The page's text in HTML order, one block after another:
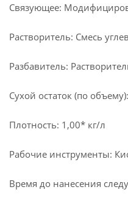
Связующее:
Растворитель: Смесь
Разбавитель:
Сухой остаток (по
Плотность: 1,00* кг/л
Рабочие инструменты:
Время до нанесения